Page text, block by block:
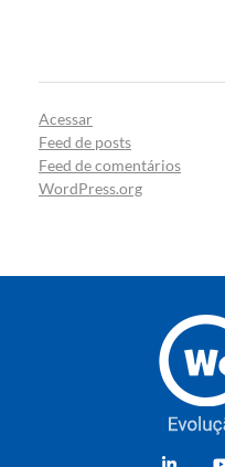
Acessar
Feed de posts
Feed de comentários
WordPress.org